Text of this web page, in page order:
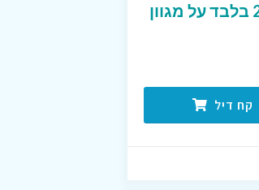
מבצע בסטרונגפול – 3 פריטים ב250₪ בלבד על מגוון
קח דיל